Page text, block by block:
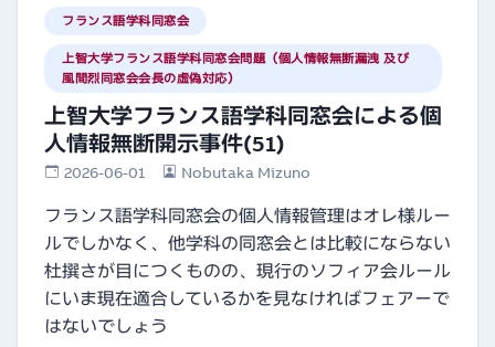
フランス語学科同窓会
上智大学フランス語学科同窓会問題（個人情報無断漏洩 及び
風間烈同窓会会長の虚偽対応）
上智大学フランス語学科同窓会による個
人情報無断開示事件(51)
2026-06-01 Nobutaka Mizuno
フランス語学科同窓会の個人情報管理はオレ様ルー
ルでしかなく、他学科の同窓会とは比較にならない
杜撰さが目につくものの、現行のソフィア会ルール
にいま現在適合しているかを見なければフェアーで
はないでしょう